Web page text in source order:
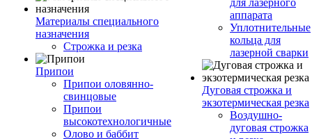
Материалы специального
назначения
Строжка и резка
Припои
Припои оловянно-
свинцовые
Припои
высокотехнологичные
Олово и баббит
для лазерного
аппарата
Уплотнительные
кольца для
лазерной сварки
Дуговая строжка и
экзотермическая резка
Воздушно-
дуговая строжка